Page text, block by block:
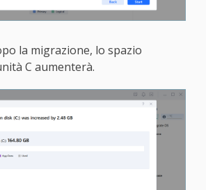
la migrazione, lo spazio
C aumenterà.